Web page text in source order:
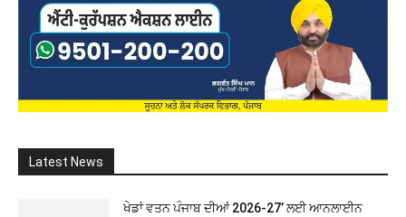
Latest News
ਖੇਡਾਂ ਵਤਨ ਪੰਜਾਬ ਦੀਆਂ 2026-27’ ਲਈ ਆਨਲਾਈਨ